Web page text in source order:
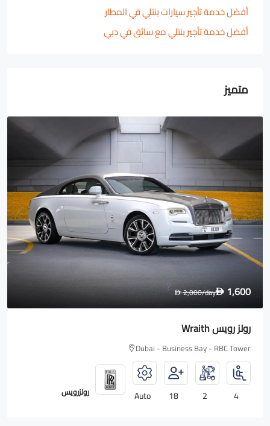
أفضل خدمة تأجير سيارات بنتلي في المطار
أفضل خدمة تأجير بنتلي مع سائق في دبي
متميز
D 1,600
D2,000/day
رولز رويس Wraith
Dubai - Business Bay - RBC Tower
4
2
18
Auto رولزرويس